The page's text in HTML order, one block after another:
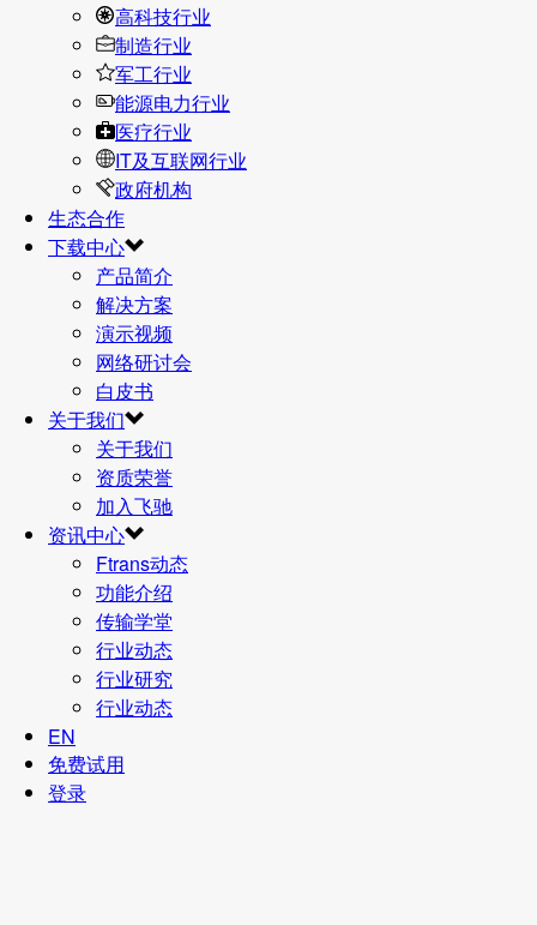
高科技行业
制造行业
军工行业
能源电力行业
医疗行业
IT及互联网行业
政府机构
生态合作
下载中心
产品简介
解决方案
演示视频
网络研讨会
白皮书
关于我们
关于我们
资质荣誉
加入飞驰
资讯中心
Ftrans动态
功能介绍
传输学堂
行业动态
行业研究
行业动态
EN
免费试用
登录